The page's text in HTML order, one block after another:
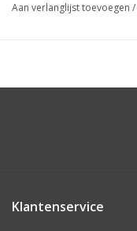
Aan verlanglijst toevoegen /
Klantenservice